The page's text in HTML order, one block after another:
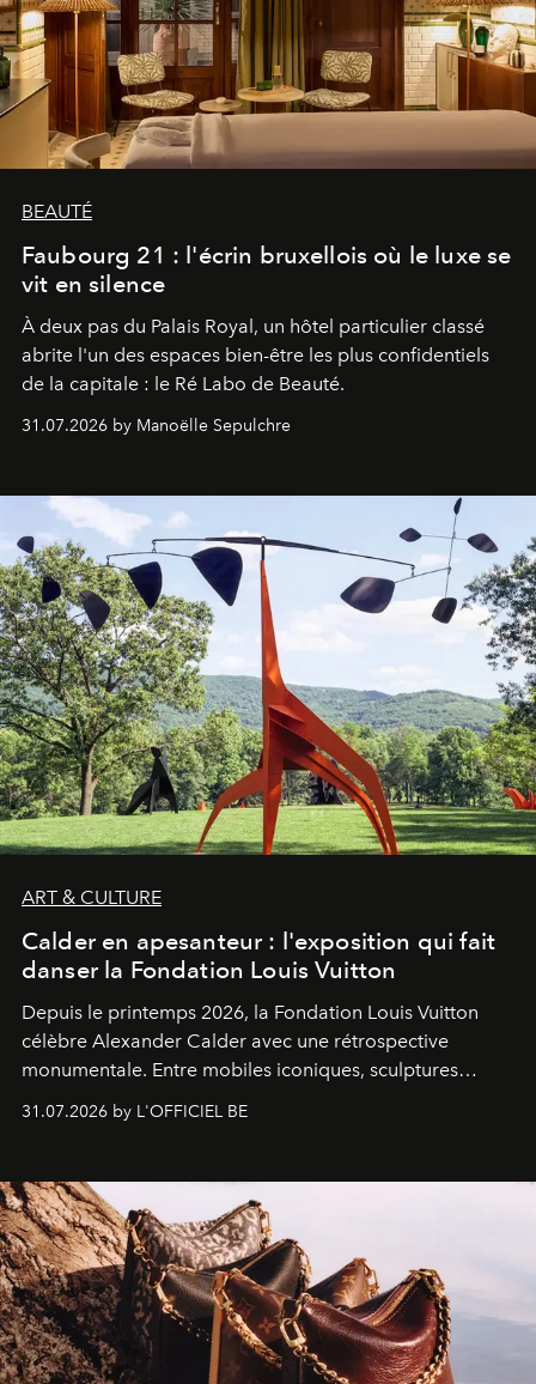
BEAUTÉ
Faubourg 21 : l'écrin bruxellois où le luxe se
vit en silence
À deux pas du Palais Royal, un hôtel particulier classé
abrite l'un des espaces bien-être les plus confidentiels
de la capitale : le Ré Labo de Beauté.
31.07.2026 by Manoëlle Sepulchre
ART & CULTURE
Calder en apesanteur : l'exposition qui fait
danser la Fondation Louis Vuitton
Depuis le printemps 2026, la Fondation Louis Vuitton
célèbre Alexander Calder avec une rétrospective
monumentale. Entre mobiles iconiques, sculptures
monumentales et poésie du mouvement, l'artiste
américain investit les espaces imaginés par Frank Gehry
sculpture.
31.07.2026 by L'OFFICIEL BE